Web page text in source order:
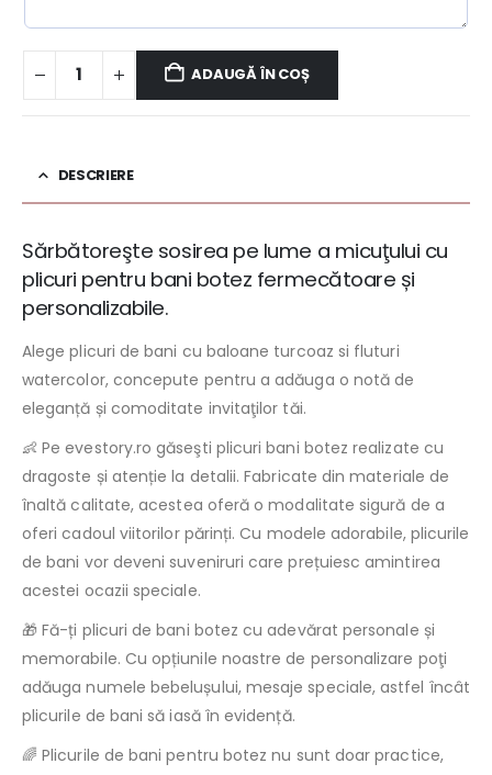
ADAUGĂ ÎN COȘ
DESCRIERE
Sărbătoreşte sosirea pe lume a micuţului cu
plicuri pentru bani botez fermecătoare și
personalizabile.
Alege plicuri de bani cu baloane turcoaz si fluturi
watercolor, concepute pentru a adăuga o notă de
eleganță și comoditate invitaţilor tăi.
👶 Pe evestory.ro găseşti plicuri bani botez realizate cu
dragoste și atenție la detalii. Fabricate din materiale de
înaltă calitate, acestea oferă o modalitate sigură de a
oferi cadoul viitorilor părinți. Cu modele adorabile, plicurile
de bani vor deveni suveniruri care prețuiesc amintirea
acestei ocazii speciale.
🎁 Fă-ți plicuri de bani botez cu adevărat personale și
memorabile. Cu opțiunile noastre de personalizare poţi
adăuga numele bebelușului, mesaje speciale, astfel încât
plicurile de bani să iasă în evidență.
🌈 Plicurile de bani pentru botez nu sunt doar practice,